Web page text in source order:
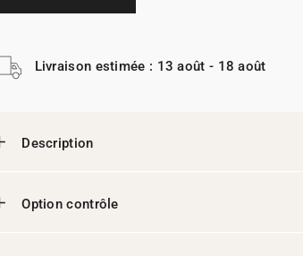
Livraison estimée : 13 août - 18 août
Description
Option contrôle